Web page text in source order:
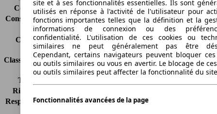
Consommation (route)
3.2 l/100km
Consommation (combinée)* 3.6 l/100km
Classe d'émissions
Euro 5
Capacité du réservoir
40 l
Classes d'assurance
Tous risques
Risques partiels
Responsabilité civile -
site et à ses fonctionnalités essentielles. Ils sont
utilisés en réponse à l'activité de l'utilisateur pour
fonctions importantes telles que la définition et la
informations de connexion ou des
confidentialité. L'utilisation de ces cookies ou
similaires ne peut généralement pas être
Cependant, certains navigateurs peuvent bloquer ces
ou outils similaires ou vous en avertir. Le blocage de
ou outils similaires peut affecter la fonctionnalité du
Fonctionnalités avancées de la page